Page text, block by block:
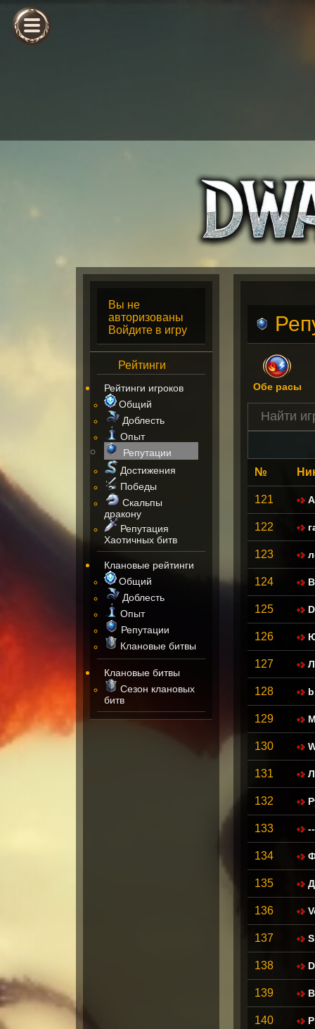
Вы не
авторизованы
Войдите в игру
Рейтинги
Рейтинги игроков
Общий
Доблесть
Опыт
Репутации
Достижения
Победы
Скальпы
дракону
Репутация
Хаотичных битв
Клановые рейтинги
Общий
Доблесть
Опыт
Репутации
Клановые битвы
Клановые битвы
Сезон клановых
битв
Обе расы
№
121
122
123
124
125
126
127
128
129
130
131
132
133
134
135
136
137
138
139
140